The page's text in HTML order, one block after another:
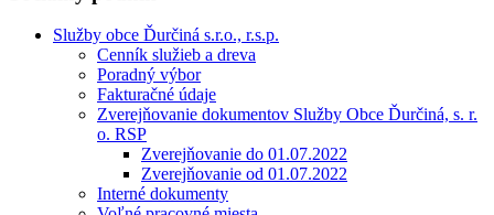
Služby obce Ďurčiná s.r.o., r.s.p.
Cenník služieb a dreva
Poradný výbor
Fakturačné údaje
Zverejňovanie dokumentov Služby Obce Ďurčiná, s. r.
o. RSP
Zverejňovanie do 01.07.2022
Zverejňovanie od 01.07.2022
Interné dokumenty